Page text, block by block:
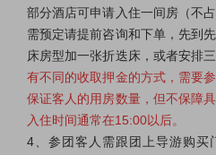
部分酒店可申请入住一间房（不
需预定请提前咨询和下单，先到
床房型加一张折迭床，或者安排三
有不同的收取押金的方式，需要
保证客人的用房数量，但不保障
入住时间通常在15:00以后。
4、参团客人需跟团上导游购买